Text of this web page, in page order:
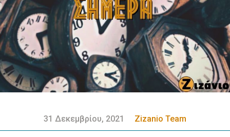
31 Δεκεμβρίου, 2021 Zizanio Team